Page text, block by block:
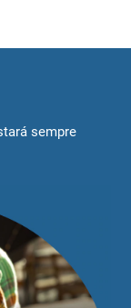
sempre